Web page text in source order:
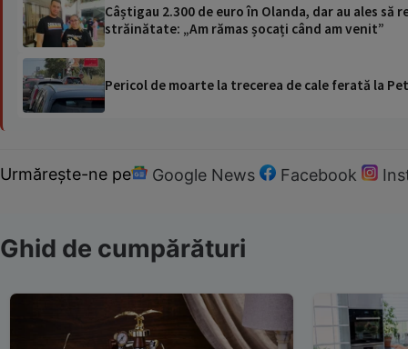
Câștigau 2.300 de euro în Olanda, dar au ales
străinătate: „Am rămas șocați când am venit”
Pericol de moarte la trecerea de cale ferată la
Urmărește-ne pe Google News Facebook
Ghid de cumpărături